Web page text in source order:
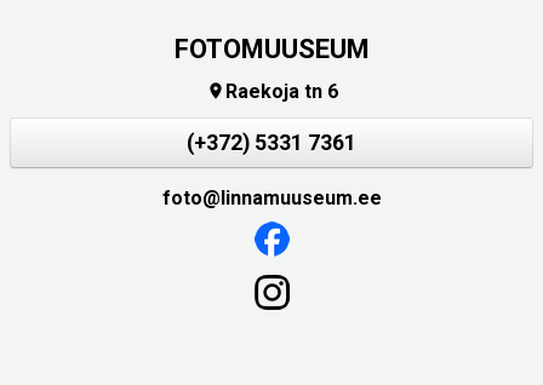
FOTOMUUSEUM
 Raekoja tn 6
(+372) 5331 7361
foto@linnamuuseum.ee